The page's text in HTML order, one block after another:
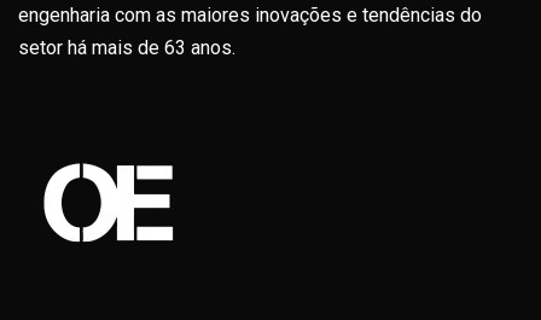
engenharia com as maiores inovações e tendências do
setor há mais de 63 anos.